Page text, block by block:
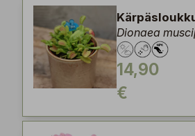
Dionaea
14,90
€